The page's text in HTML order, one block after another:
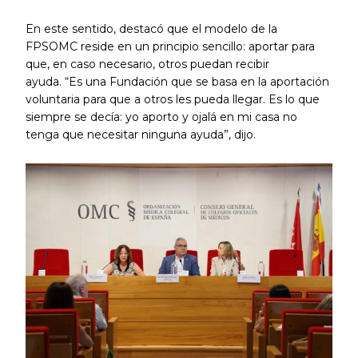
En este sentido, destacó que el modelo de la
FPSOMC reside en un principio sencillo: aportar para
que, en caso necesario, otros puedan recibir
ayuda. “Es una Fundación que se basa en la aportación
voluntaria para que a otros les pueda llegar. Es lo que
siempre se decía: yo aporto y ojalá en mi casa no
tenga que necesitar ninguna ayuda”, dijo.